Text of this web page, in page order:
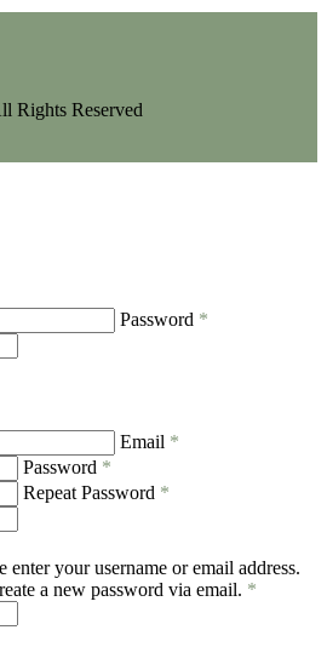
Rights Reserved
Password *
Email *
Password *
Repeat Password *
enter your username or email address.
a new password via email. *